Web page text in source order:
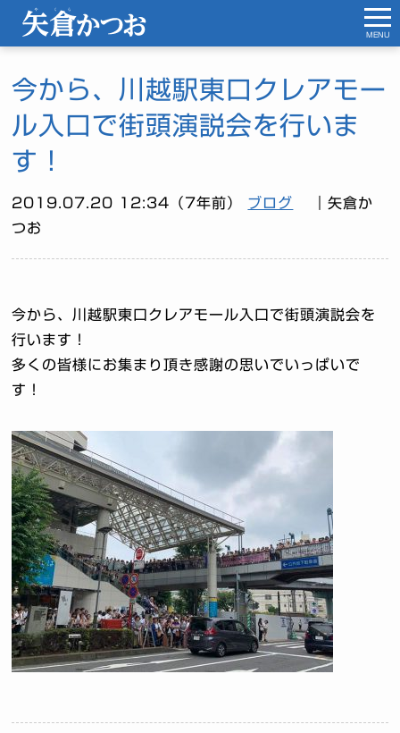
今から、川越駅東口クレアモー
ル入口で街頭演説会を行いま
す！
2019.07.20 12:34（7年前） ブログ
｜矢倉か
つお
今から、川越駅東口クレアモール入口で街頭演説会を
行います！
多くの皆様にお集まり頂き感謝の思いでいっぱいで
す！
MENU